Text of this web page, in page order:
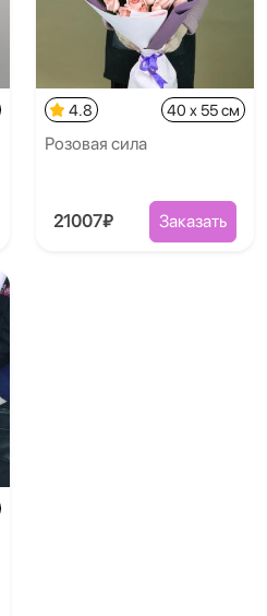
4.8 40 x 55 см
Розовая сила
21007₽ Заказать